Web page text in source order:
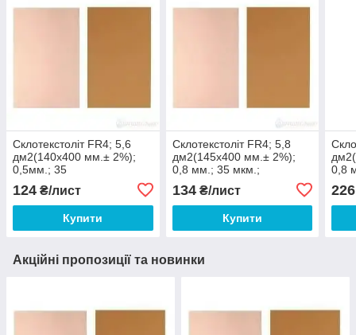
Склотекстоліт FR4; 5,6
дм2(140х400 мм.± 2%);
0,5мм.; 35
односторонній
124 ₴/лист
Купити
Склотекстоліт FR4; 5,8
дм2(145х400 мм.± 2%);
0,8 мм.; 35 мкм.;
односторонній
134₴/лист
Купити
0,8
226
Акційні пропозиції та новинки